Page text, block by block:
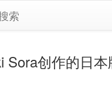
索
Sora创作的日